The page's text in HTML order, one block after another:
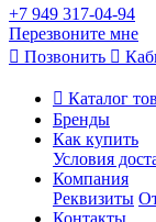
+7 949 317-04-94
Перезвоните мне
Позвонить
Каталог
Бренды
Как купить
Условия
Компания
Реквизиты
Контакты